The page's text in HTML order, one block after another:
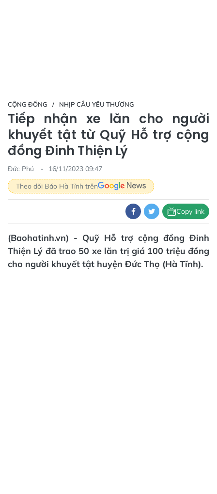
CỘNG ĐỒNG NHỊP CẦU YÊU THƯƠNG
Tiếp nhận xe lăn cho người
khuyết tật từ Quỹ Hỗ trợ cộng
đồng Đinh Thiện Lý
Đức Phú
16/11/2023 09:47
Theo dõi Báo Hà Tĩnh trên
Copy link
(Baohatinh.vn) - Quỹ Hỗ trợ cộng đồng Đinh
Thiện Lý đã trao 50 xe lăn trị giá 100 triệu đồng
cho người khuyết tật huyện Đức Thọ (Hà Tĩnh).